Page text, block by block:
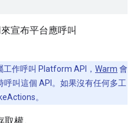
宣布平台應呼叫
作呼叫 Platform API， Warm 會
叫這個 API。如果沒有任何多工
。